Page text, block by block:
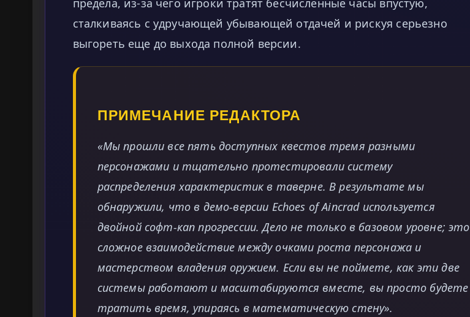
предела, из-за чего игроки тратят бесчисленные часы впустую,
сталкиваясь с удручающей убывающей отдачей и рискуя серьезно
выгореть еще до выхода полной версии.
ПРИМЕЧАНИЕ РЕДАКТОРА
«Мы прошли все пять доступных квестов тремя разными
персонажами и тщательно протестировали систему
распределения характеристик в таверне. В результате мы
обнаружили, что в демо-версии Echoes of Aincrad используется
двойной софт-кап прогрессии. Дело не только в базовом уровне; это
сложное взаимодействие между очками роста персонажа и
мастерством владения оружием. Если вы не поймете, как эти две
системы работают и масштабируются вместе, вы просто будете
тратить время, упираясь в математическую стену».